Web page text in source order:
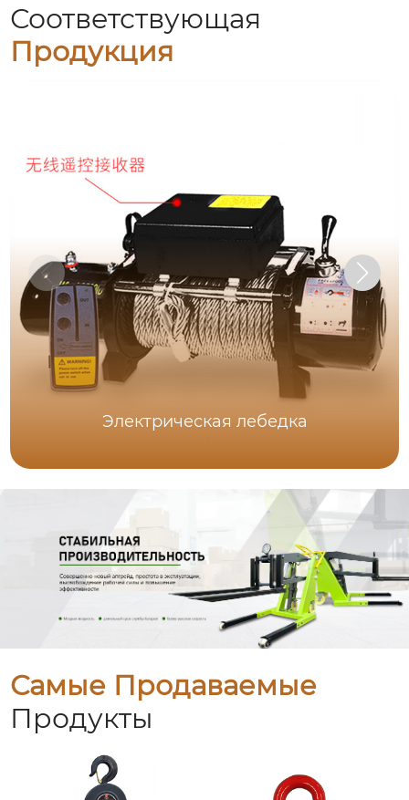
Соответствующая
Продукция
Электрическая лебедка
Самые Продаваемые
Продукты